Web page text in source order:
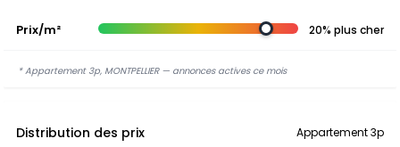
Prix/m² 20% plus cher
* Appartement 3p, MONTPELLIER — annonces actives ce mois
Distribution des prix Appartement 3p